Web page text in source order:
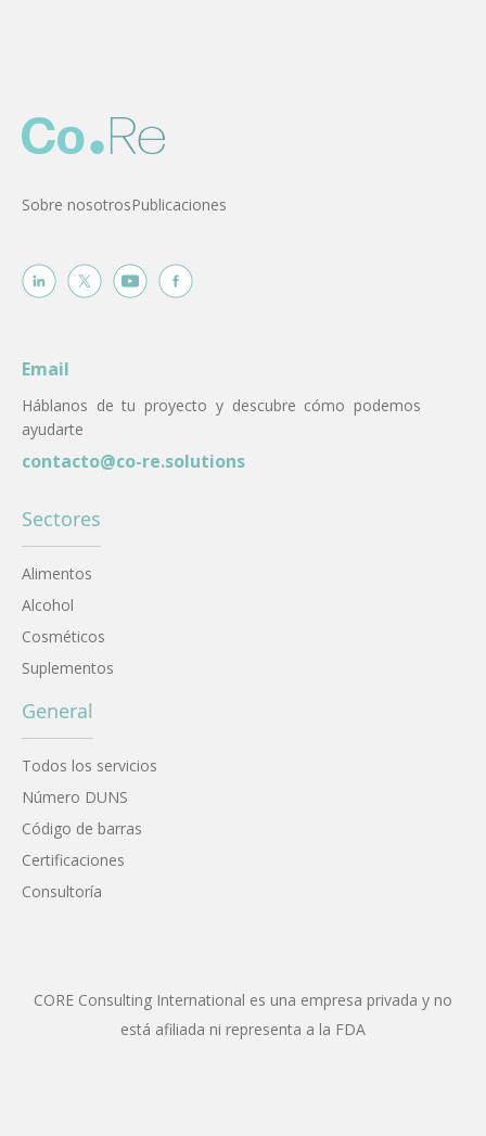
Sobre nosotrosPublicaciones
Email
Háblanos de tu proyecto y descubre cómo podemos
ayudarte
contacto@co-re.solutions
Sectores
Alimentos
Alcohol
Cosméticos
Suplementos
General
Todos los servicios
Número DUNS
Código de barras
Certificaciones
Consultoría
CORE Consulting International es una empresa privada y no
está afiliada ni representa a la FDA